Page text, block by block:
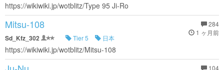
https://wikiwiki.jp/wotblitz/Type 95 Ji-Ro
284
1 ヶ月前
Mitsu-108
Sd_Kfz_302 Tier 5 日本
https://wikiwiki.jp/wotblitz/Mitsu-108
104